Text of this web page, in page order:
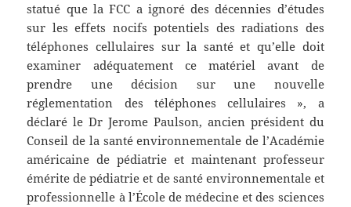
statué que la FCC a ignoré des décennies d’études
sur les effets nocifs potentiels des radiations des
téléphones cellulaires sur la santé et qu’elle doit
examiner adéquatement ce matériel avant de
prendre une décision sur une nouvelle
réglementation des téléphones cellulaires », a
déclaré le Dr Jerome Paulson, ancien président du
Conseil de la santé environnementale de l’Académie
américaine de pédiatrie et maintenant professeur
émérite de pédiatrie et de santé environnementale et
professionnelle à l’École de médecine et des sciences